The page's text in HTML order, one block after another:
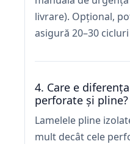
livrare). Opțional,
asigură 20–30
4. Care e
perforate și pline?
Lamelele pline
mult decât cele